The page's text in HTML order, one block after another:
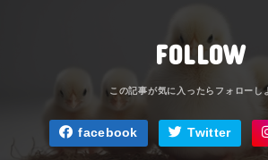
FOLLOW
facebook Twitter